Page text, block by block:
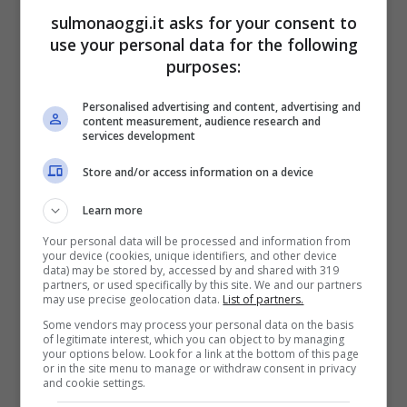
capellima sul palmo della mano dove
andrà frizionato con poca acqua e solo
successivamente passato sulla cute.
Questa andrà massaggiata con i
polpastrelli. Quanto ai capelli non serve
strofinarli con il prodotto perché questo
passaggio tende a seccarli.
Basta infatti lavare la cute per far sì che lo
shampoo scenda e vada da solo fino alle
punte, lavandole per quello che serve. La
parte sulla quale concentrarsi è infatti la
cute dalla quale andranno rimosse le
sulmonaoggi.it asks for your consent to
use your personal data for the following
purposes:
Personalised advertising and content, advertising and
content measurement, audience research and
services development
Store and/or access information on a device
Learn more
Your personal data will be processed and information from
your device (cookies, unique identifiers, and other device
data) may be stored by, accessed by and shared with 319
partners, or used specifically by this site. We and our partners
may use precise geolocation data. List of partners.
Some vendors may process your personal data on the basis
of legitimate interest, which you can object to by managing
your options below. Look for a link at the bottom of this page
or in the site menu to manage or withdraw consent in privacy
and cookie settings.